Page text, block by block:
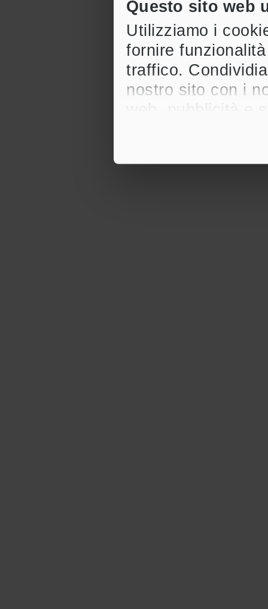
Questo sito web
Utilizziamo i
fornire
traffico.
nostro sito con i
web, pubblicità e